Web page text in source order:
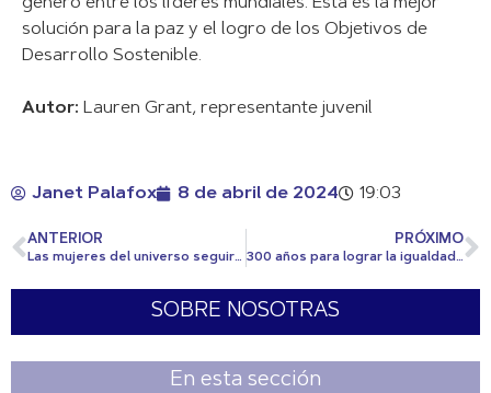
solución para la paz y el logro de los Objetivos de
Desarrollo Sostenible.
Autor: Lauren Grant, representante juvenil
Janet Palafox 8 de abril de 2024 19:03
ANTERIOR
Las mujeres del universo seguirán aumentando
PRÓXIMO
300 años para lograr la igualdad de género
SOBRE NOSOTRAS
En esta sección